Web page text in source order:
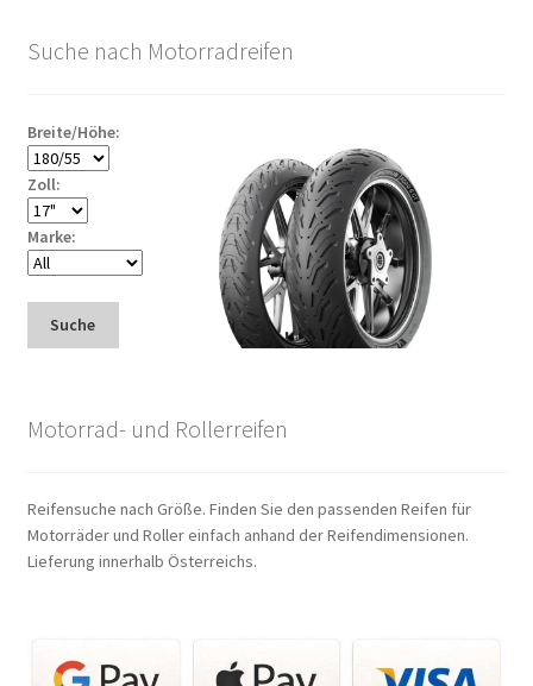
Suche nach Motorradreifen
Breite/Höhe:
Zoll:
Marke:
Suche
Motorrad- und Rollerreifen
Reifensuche nach Größe. Finden Sie den passenden Reifen für
Motorräder und Roller einfach anhand der Reifendimensionen.
Lieferung innerhalb Österreichs.